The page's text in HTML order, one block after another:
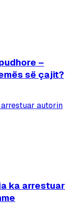
–
së çajit?
ka arrestuar